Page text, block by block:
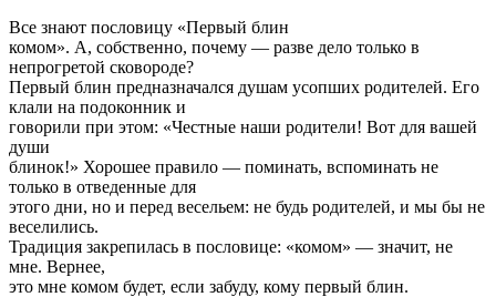
Все знают пословицу «Первый блин
комом». А, собственно, почему — разве дело только в
непрогретой сковороде?
Первый блин предназначался душам усопших родителей. Его
клали на подоконник и
говорили при этом: «Честные наши родители! Вот для вашей
души
блинок!» Хорошее правило — поминать, вспоминать не
только в отведенные для
этого дни, но и перед весельем: не будь родителей, и мы бы не
веселились.
Традиция закрепилась в пословице: «комом» — значит, не
мне. Вернее,
это мне комом будет, если забуду, кому первый блин.